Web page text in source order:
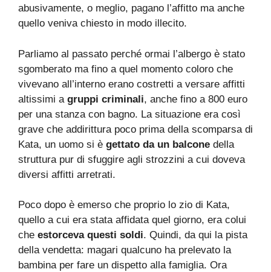
abusivamente, o meglio, pagano l’affitto ma anche
quello veniva chiesto in modo illecito.
Parliamo al passato perché ormai l’albergo è stato
sgomberato ma fino a quel momento coloro che
vivevano all’interno erano costretti a versare affitti
altissimi a gruppi criminali, anche fino a 800 euro
per una stanza con bagno. La situazione era così
grave che addirittura poco prima della scomparsa di
Kata, un uomo si è gettato da un balcone della
struttura pur di sfuggire agli strozzini a cui doveva
diversi affitti arretrati.
Poco dopo è emerso che proprio lo zio di Kata,
quello a cui era stata affidata quel giorno, era colui
che estorceva questi soldi. Quindi, da qui la pista
della vendetta: magari qualcuno ha prelevato la
bambina per fare un dispetto alla famiglia. Ora